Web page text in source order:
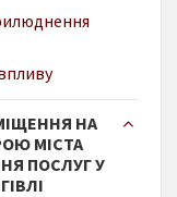
НА
МІСТА
ПОСЛУГ У